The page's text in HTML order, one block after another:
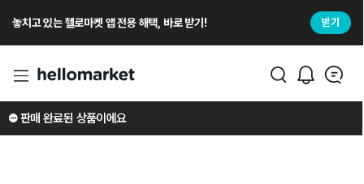
놓치고 있는 헬로마켓 앱 전용 해택, 바로 받기! 받기
⛔️ 판매 완료된 상품이에요